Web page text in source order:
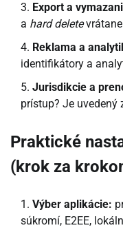
Export a
a hard delete
Reklama a
identifikátory a
Jurisdikcie a
prístup? Je uvedený
Praktické
(krok za
Výber aplikácie:
súkromí, E2EE,